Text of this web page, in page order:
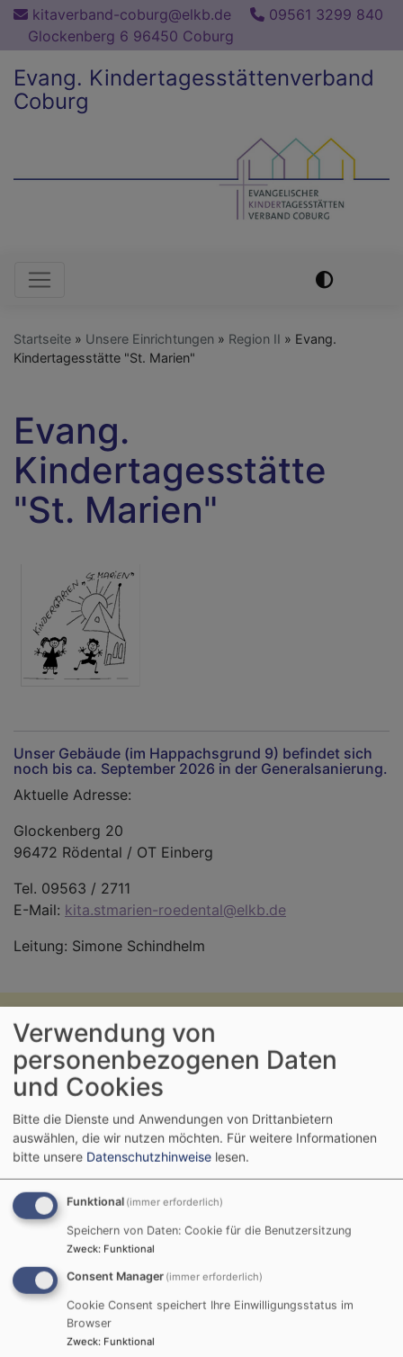
Direkt
Inhalt
kitaverband-coburg@elkb.de
09561 3299 840
Glockenberg 6 96450 Coburg
Evang. Kindertagesstättenverband
Coburg
Hauptnavigation
Startseite Unsere Einrichtungen Region II
Evang.
Kindertagesstätte "St. Marien"
Evang.
Kindertagesstätte
"St. Marien"
Unser Gebäude (im Happachsgrund 9) befindet sich
noch bis ca. September 2026 in der Generalsanierung.
Aktuelle Adresse:
Glockenberg 20
96472 Rödental / OT Einberg
Tel. 09563 / 2711
E-Mail: kita.stmarien-roedental@elkb.de
Leitung: Simone Schindhelm
Konzeption
Gruppenstruktur
Verwendung von
personenbezogenen Daten
und Cookies
Bitte die Dienste und Anwendungen von Drittanbietern
auswählen, die wir nutzen möchten. Für weitere Informationen
bitte unsere Datenschutzhinweise lesen.
Funktional (immer erforderlich)
Speichern von Daten: Cookie für die Benutzersitzung
Zweck: Funktional
Consent Manager (immer erforderlich)
Cookie Consent speichert Ihre Einwilligungsstatus im
Browser
Zweck: Funktional